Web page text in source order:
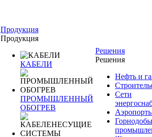
Продукция
Продукция
КАБЕЛИ
ПРОМЫШЛЕННЫЙ
ОБОГРЕВ
Решения
Решения
Нефть и
Сети